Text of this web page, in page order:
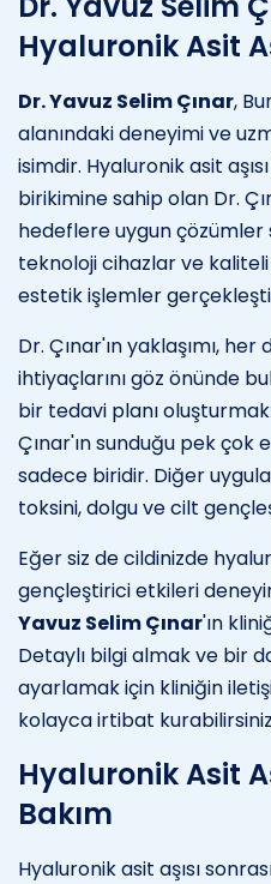
Hyaluronik Asit
Dr. Yavuz Selim Çınar,
alanındaki deneyimi ve
isimdir. Hyaluronik asit
birikimine sahip olan Dr.
hedeflere uygun çözümler
teknoloji cihazlar ve
estetik işlemler
Dr. Çınar'ın yaklaşımı, her
ihtiyaçlarını göz önünde
bir tedavi planı
Çınar'ın sunduğu pek
sadece biridir. Diğer
toksini, dolgu ve cilt
Eğer siz de cildinizde
gençleştirici etkileri
Yavuz Selim Çınar'ın
Detaylı bilgi almak ve bir
ayarlamak için kliniğin
kolayca irtibat
Hyaluronik Asit
Bakım
Hyaluronik asit aşısı